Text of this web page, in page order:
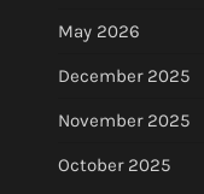
May 2026
December 2025
November 2025
October 2025